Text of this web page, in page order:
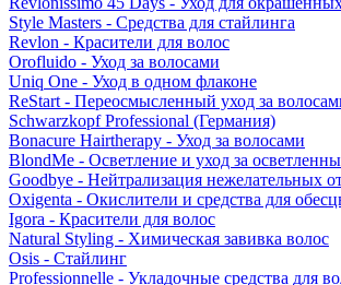
Style Masters - Средства для стайлинга
Revlon - Красители для волос
Orofluido - Уход за волосами
Uniq One - Уход в одном флаконе
ReStart - Переосмысленный уход за
Schwarzkopf Professional (Германия)
Bonacure Hairtherapy - Уход за волосами
BlondMe - Осветление и уход за
Goodbye - Нейтрализация нежелательных
Oxigenta - Окислители и средства для
Igora - Красители для волос
Natural Styling - Химическая завивка волос
Osis - Стайлинг
Professionnelle - Укладочные средства для